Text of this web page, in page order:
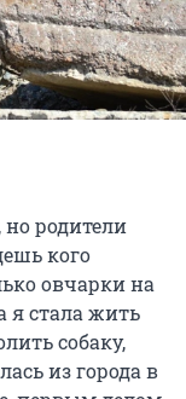
но родители
кого
овчарки на
я стала жить
собаку,
из города в